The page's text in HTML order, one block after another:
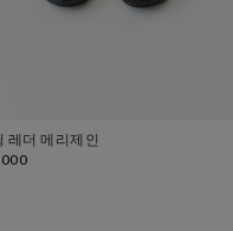
레더 메리제인